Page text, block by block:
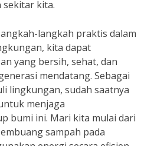
kita.
langkah praktis dalam
kita dapat
yang bersih, sehat, dan
mendatang. Sebagai
lingkungan, sudah saatnya
menjaga
bumi ini. Mari kita mulai dari
sampah pada